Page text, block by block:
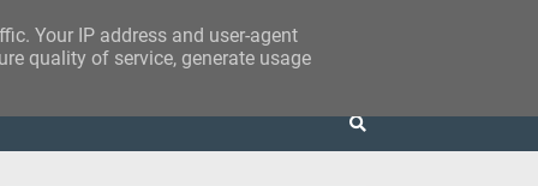
Your IP address and user-agent
quality of service, generate usage